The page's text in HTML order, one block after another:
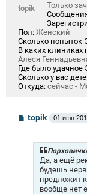
topik
Только
Пол: Женский
Сколько попыток
В каких клиниках
Алеся
Где было удачное
Сколько у вас
Откуда: сейчас -
Сtopik 01 июн
Да, а ещё
будешь
предложит
вообще нет